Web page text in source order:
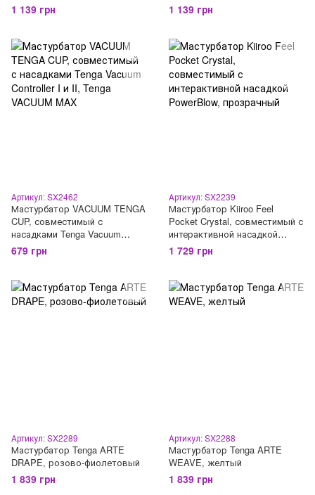
1 139 грн 1 139 грн
Артикул: SX2462
Мастурбатор VACUUM TENGA
CUP, совместимый с
насадками Tenga Vacuum
Controller I и II, Tenga VACUUM
MAX
679 грн
Артикул: SX2239
Мастурбатор Kiiroo Feel
Pocket Crystal, совместимый с
интерактивной насадкой
PowerBlow, прозрачный
1 729 грн
Артикул: SX2289
Мастурбатор Tenga ARTE
DRAPE, розово-фиолетовый
1 839 грн
Артикул: SX2288
Мастурбатор Tenga ARTE
WEAVE, желтый
1 839 грн